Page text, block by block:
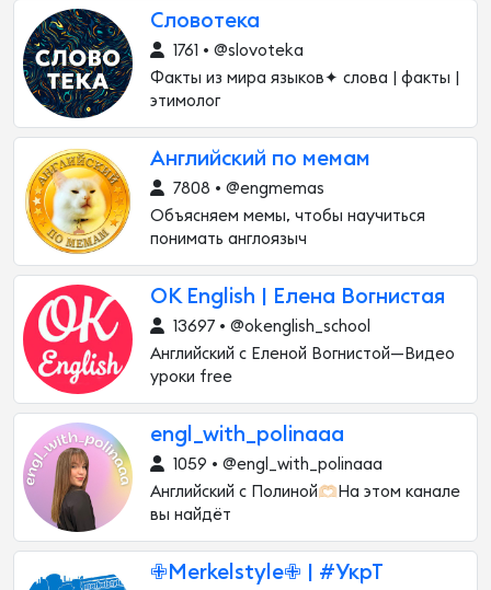
Cловотека
1761 • @slovoteka
Факты из мира языков✦ слова | факты |
этимолог
Английский по мемам
7808 • @engmemas
Объясняем мемы, чтобы научиться
понимать англоязыч
OK English | Елена Вогнистая
13697 • @okenglish_school
Английский с Еленой Вогнистой—Видео
уроки free
engl_with_polinaaa
1059 • @engl_with_polinaaa
Английский с Полиной🫶🏻На этом канале
вы найдёт
✙Merkelstyle✙ | #УкрТ